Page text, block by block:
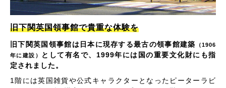
旧下関英国領事館で貴重な体験を
旧下関英国領事館は日本に現存する最古の領事館建築
（1906
年に建設）
として有名で、1999年には国の重要文化財にも指
定されました。
1階には英国雑貨や公式キャラクターとなったピーターラビ